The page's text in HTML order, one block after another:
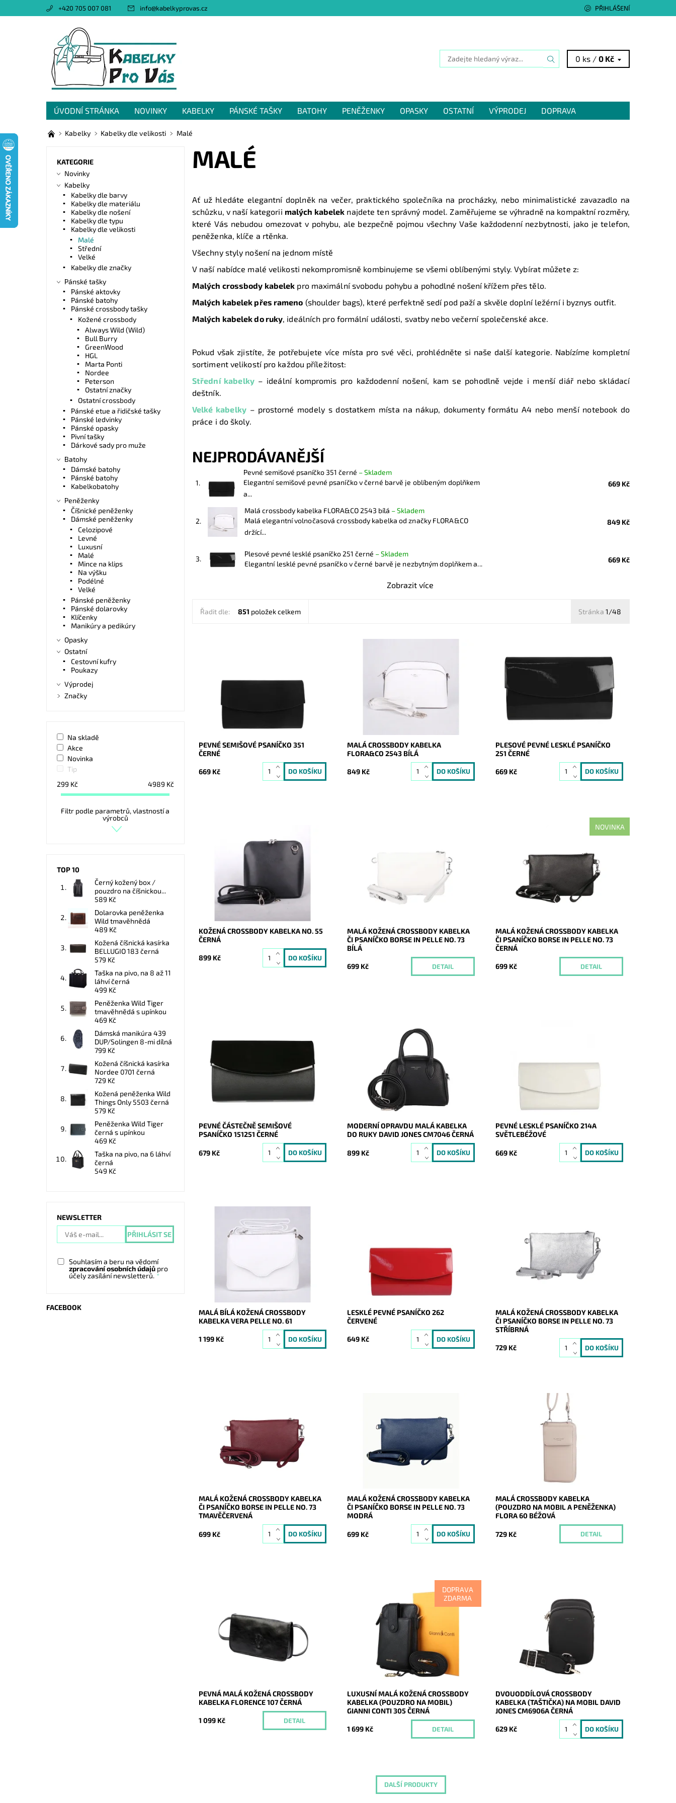
+420 705 007 081 info@kabelkyprovas.cz PŘIHLÁŠENÍ
0 ks /0 Kč
ÚVODNÍ STRÁNKA NOVINKY KABELKY PÁNSKÉ TAŠKY BATOHY PENĚŽENKY OPASKY OSTATNÍ VÝPRODEJ
DOPRAVA
OBCHODNÍ PODMÍNKY
GDPR NAPIŠTE NÁM
Kabelky Kabelky dle velikosti Malé
MALÉ
Ať už hledáte elegantní doplněk na večer, praktického společníka na procházky, nebo minimalistické zavazadlo na
schůzku, v naší kategorii malých kabelek najdete ten správný model. Zaměřujeme se výhradně na kompaktní rozměry,
které Vás nebudou omezovat v pohybu, ale bezpečně pojmou všechny Vaše každodenní nezbytnosti, jako je telefon,
peněženka, klíče a rtěnka.
Všechny styly nošení na jednom místě
V naší nabídce malé velikosti nekompromisně kombinujeme se všemi oblíbenými styly. Vybírat můžete z:
Malých crossbody kabelek pro maximální svobodu pohybu a pohodlné nošení křížem přes tělo.
Malých kabelek přes rameno (shoulder bags), které perfektně sedí pod paží a skvěle doplní ležérní i byznys outfit.
Malých kabelek do ruky, ideálních pro formální události, svatby nebo večerní společenské akce.
Pokud však zjistíte, že potřebujete více místa pro své věci, prohlédněte si naše další kategorie. Nabízíme kompletní
sortiment velikostí pro každou příležitost:
Střední kabelky– ideální kompromis pro každodenní nošení, kam se pohodlně vejde i menší diář nebo skládací
deštník.
Velké kabelky– prostorné modely s dostatkem místa na nákup, dokumenty formátu A4 nebo menší notebook do
práce i do školy.
NEJPRODÁVANĚJŠÍ
1.
Pevné semišové psaníčko 351 černé –Skladem
Elegantní semišové pevné psaníčko v černé barvě je oblíbeným doplňkem
a...
669 Kč
2.
Malá crossbody kabelka FLORA&CO 2543 bílá –Skladem
Malá elegantní volnočasová crossbody kabelka od značky FLORA&CO
držící...
849 Kč
3.
Plesové pevné lesklé psaníčko 251 černé –Skladem
Elegantní lesklé pevné psaníčko v černé barvě je nezbytným doplňkem a...
669 Kč
Zobrazit více
Řadit dle: 851 položek celkem Stránka 1/48
Dostupnost:
Značka:
PEVNÉ SEMIŠOVÉ PSANÍČKO 351
ČERNÉ
669 Kč
kabelka od značky FLORA&CO držící
svůj tvar v bílé barvě.
Dostupnost:
Značka:
FLORA&CO
2 roky
MALÁ CROSSBODY KABELKA
FLORA&CO 2543 BÍLÁ
849 Kč
Elegantní lesklé pevné psaníčko v černé
barvě je nezbytným doplňkem a
doprovodí ženu nejen do společnosti.
Dostupnost:
Kód:
Značka:
Záruka:
PLESOVÉ PEVNÉ LESKLÉ PSANÍČKO
251 ČERNÉ
669 Kč
Velmi krásná, poutavá a přitom
jednoduše elegantní kabelka, která se
hodí pro každou příležitost a každou
ženu. Vyrobena z pevné pravé kůže.
Skladem
1043
Značka:
Vera Pelle
Záruka:
2 roky
KOŽENÁ CROSSBODY KABELKA NO. 55
ČERNÁ
899 Kč
značky Borse in Pelle, kterou lze
využívat i díky krátkému uchu jako
Dostupnost:
nedostupné
21043
MALÁ KOŽENÁ CROSSBODY KABELKA
ČI PSANÍČKO BORSE IN PELLE NO. 73
BÍLÁ
699 Kč DETAIL
NOVINKA
značky Borse in Pelle, kterou lze
využívat i díky krátkému uchu jako
Dostupnost:
Momentálně
nedostupné
21042
MALÁ KOŽENÁ CROSSBODY KABELKA
ČI PSANÍČKO BORSE IN PELLE NO. 73
ČERNÁ
699 Kč DETAIL
Elegantní částečně semišové pevné
psaníčko v černé barvě s lesklým
proužkem podél spodní hrany klopy je
oblíbeným doplňkem a doprovodí ženu
nejen...
Kód:
Značka:
ROMINA&CO
PEVNÉ ČÁSTEČNĚ SEMIŠOVÉ
PSANÍČKO 151251 ČERNÉ
679 Kč
Moderní opravdu malá kabelky do ruky
David Jones v černé barvě.
Skladem
20257
David Jones Paris
Záruka:
2 roky
MODERNÍ OPRAVDU MALÁ KABELKA
DO RUKY DAVID JONES CM7046 ČERNÁ
899 Kč
společnosti.
ROMINA&CO
Záruka:
PEVNÉ LESKLÉ PSANÍČKO 214A
SVĚTLEBÉŽOVÉ
669 Kč
Malá kožená crossbody kabelka značky
Vera Pelle v bílé barvě s uzavíráním na
Vera Pelle
MALÁ BÍLÁ KOŽENÁ CROSSBODY
KABELKA VERA PELLE NO. 61
1 199 Kč
Dostupnost:
9196
Značka:
ROMINA&CO
Záruka:
2 roky
LESKLÉ PEVNÉ PSANÍČKO 262
ČERVENÉ
649 Kč
kabelka značky Borse in Pelle, kterou
lze využívat i díky krátkému uchu jako
Dostupnost:
Skladem
21051
Borse in pelle
MALÁ KOŽENÁ CROSSBODY KABELKA
ČI PSANÍČKO BORSE IN PELLE NO. 73
STŘÍBRNÁ
729 Kč
kabelka značky Borse in Pelle, kterou
lze využívat i díky krátkému uchu jako
Dostupnost:
Skladem
21049
Borse in pelle
MALÁ KOŽENÁ CROSSBODY KABELKA
ČI PSANÍČKO BORSE IN PELLE NO. 73
TMAVĚČERVENÁ
699 Kč
značky Borse in Pelle, kterou lze
využívat i díky krátkému uchu jako
Dostupnost:
Skladem
21045
Borse in pelle
MALÁ KOŽENÁ CROSSBODY KABELKA
ČI PSANÍČKO BORSE IN PELLE NO. 73
MODRÁ
699 Kč
Malá dvouoddílová crossbody v béžové
barvě, která je z přední části pouzdrem
na mobil a v zadní části peněženkou.
Momentálně
MALÁ CROSSBODY KABELKA
(POUZDRO NA MOBIL A PENĚŽENKA)
FLORA 60 BÉŽOVÁ
729 Kč DETAIL
značky Florence, vhodná ke
každodennímu nošení. Splní očekávání i
nejnáročnějších žen.
Dostupnost:
Momentálně
nedostupné
PEVNÁ MALÁ KOŽENÁ CROSSBODY
KABELKA FLORENCE 107 ČERNÁ
1 099 Kč DETAIL
DOPRAVA
ZDARMA
Malá dvouoddílová značková crossbody
Gianni Conti v černé barvě, která je z
přední části pouzdrem na mobil a v
zadní malou kabelkou se sloty na...
Dostupnost:
nedostupné
20484
Gianni Conti
2 roky
LUXUSNÍ MALÁ KOŽENÁ CROSSBODY
KABELKA (POUZDRO NA MOBIL)
GIANNI CONTI 305 ČERNÁ
1 699 Kč DETAIL
Moderní dvouoddílová černá crossbody
kabelka David Jones dnes tak často
využívaná na nošení mobilu, peněženky
a vybraných dokladů.
Skladem
20444
Značka:
David Jones Paris
2 roky
DVOUODDÍLOVÁ CROSSBODY
KABELKA (TAŠTIČKA) NA MOBIL DAVID
JONES CM6906A ČERNÁ
629 Kč
DALŠÍ PRODUKTY
KATEGORIE
Novinky
Kabelky
Kabelky dle barvy
Kabelky dle materiálu
Kabelky dle nošení
Kabelky dle typu
Kabelky dle velikosti
Malé
Střední
Velké
Kabelky dle značky
Pánské tašky
Pánské aktovky
Pánské batohy
Pánské crossbody tašky
Kožené crossbody
Always Wild (Wild)
Bull Burry
GreenWood
HGL
Marta Ponti
Nordee
Peterson
Ostatní značky
Ostatní crossbody
Pánské etue a řidičské tašky
Pánské ledvinky
Pánské opasky
Pivní tašky
Dárkové sady pro muže
Batohy
Dámské batohy
Pánské batohy
Kabelkobatohy
Peněženky
Číšnické peněženky
Dámské peněženky
Celozipové
Levné
Luxusní
Malé
Mince na klips
Na výšku
Podélné
Velké
Pánské peněženky
Pánské dolarovky
Klíčenky
Manikúry a pedikúry
Opasky
Ostatní
Cestovní kufry
Poukazy
Výprodej
Značky
Na skladě
Akce
Novinka
Tip
299 Kč 4989 Kč
Filtr podle parametrů, vlastností a
výrobců
TOP 10
Černý kožený box /
pouzdro na číšnickou...
589 Kč
Dolarovka peněženka
Wild tmavěhnědá
489 Kč
Kožená číšnická kasírka
BELLUGIO 183 černá
579 Kč
Taška na pivo, na 8 až 11
láhví černá
499 Kč
Peněženka Wild Tiger
tmavěhnědá s upínkou
469 Kč
Dámská manikúra 439
DUP/Solingen 8-mi dílná
799 Kč
Kožená číšnická kasírka
Nordee 0701 černá
729 Kč
Kožená peněženka Wild
Things Only 5503 černá
579 Kč
Peněženka Wild Tiger
černá s upínkou
469 Kč
Taška na pivo, na 6 láhví
černá
549 Kč
NEWSLETTER
Souhlasím a beru na vědomí
zpracování osobních údajůpro
účely zasílání newsletterů.
FACEBOOK